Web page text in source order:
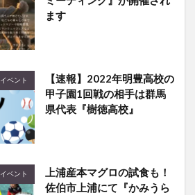
ます
イベント
【速報】2022年明豊高校の
甲子園1回戦の相手は群馬
県代表『樹徳高校』
イベント
上浦産本マグロの試食も！
佐伯市上浦にて『かみうら